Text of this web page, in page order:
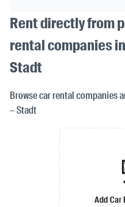
Rent directly from
rental companies
Stadt
Browse car rental companies
– Stadt
Add Car